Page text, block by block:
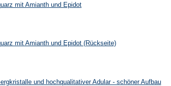
mit Amianth und Epidot
mit Amianth und Epidot (Rückseite)
und hochqualitativer Adular - schöner Aufbau